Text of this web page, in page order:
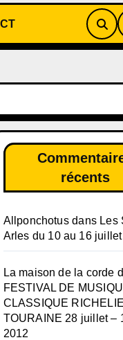
récents
Allponchotusdans Les
Arles du 10 au 16
La maison de la corde
FESTIVAL DE
CLASSIQUE
TOURAINE 28 juillet –
2012